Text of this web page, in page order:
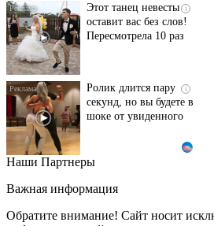
i
Этот танец невесты
оставит вас без слов!
Пересмотрела 10 раз
i
Ролик длится пару
секунд, но вы будете в
шоке от увиденного
Ролик из Омска: вы
Наши Партнеры
Важная информация
Обратите внимание! Сайт носит